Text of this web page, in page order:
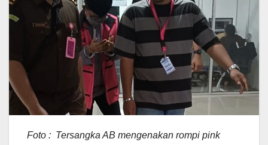
Foto : Tersangka AB mengenakan rompi pink